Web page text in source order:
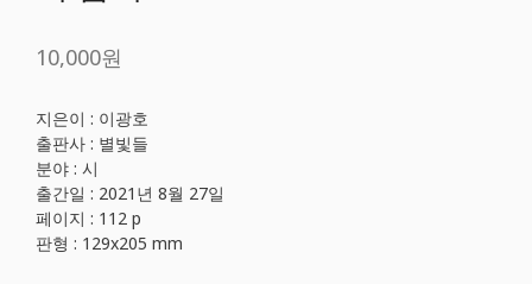
10,000원
지은이 : 이광호
출판사 : 별빛들
분야 : 시
출간일 : 2021년 8월 27일
페이지 : 112 p
판형 : 129x205 mm